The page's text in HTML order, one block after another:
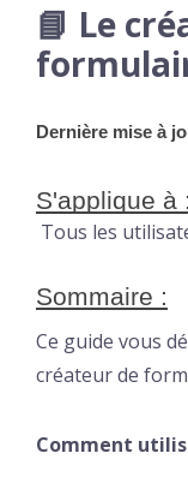
📘 Le
Dernière mise à
S'applique à :
Tous les
Sommaire :
Ce guide vous
créateur de
Comment